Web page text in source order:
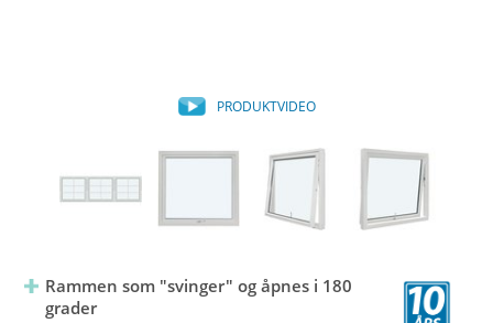
PRODUKTVIDEO
Rammen som "svinger" og åpnes i 180
grader